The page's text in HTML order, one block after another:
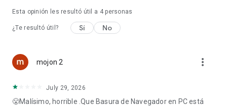
Esta opinión les resultó útil a 4personas
¿Te resultó útil? Sí No
mojon 2 more_vert
July 29, 2026
😤Malísimo, horrible .Que Basura de Navegador en PC está